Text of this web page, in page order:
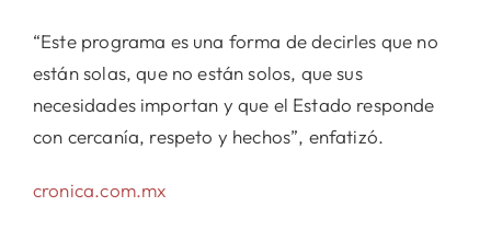
“Este programa es una forma de decirles que no
están solas, que no están solos, que sus
necesidades importan y que el Estado responde
con cercanía, respeto y hechos”, enfatizó.
cronica.com.mx